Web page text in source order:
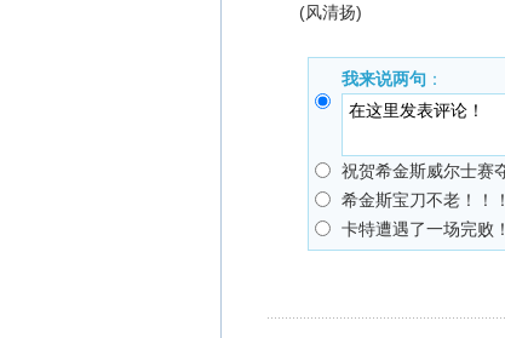
(风清扬)
我来说两句 ：
祝贺希金斯威尔士赛
希金斯宝刀不老！！！
卡特遭遇了一场完败！